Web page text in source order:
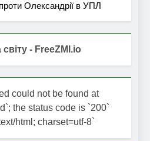
Олександрії в УПЛ
- FreeZMI.io
could not be found at
the status code is `200`
html; charset=utf-8`